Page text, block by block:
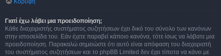
Κορυφή
Γιατί έχω λάβει μια προειδοποίηση;
Κάθε διαχειριστής συστήματος συζητήσεων έχει δικό του σύνολο των κανόνων
στην ιστοσελίδα του. Εάν έχετε παραβεί κάποιο κανόνα, τότε ίσως να λάβατε μια
προειδοποίηση. Παρακαλώ σημειώστε ότι αυτό είναι απόφαση του διαχειριστή
του συστήματος συζητήσεων και το phpBB Limited δεν έχει τίποτα να κάνει με